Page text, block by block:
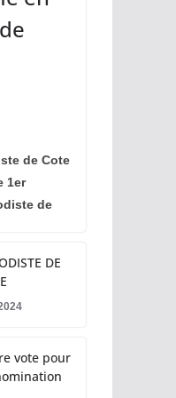
de Cote
1er
de
DE
vote pour